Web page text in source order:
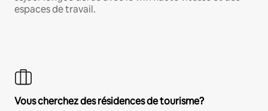
espaces de travail.
Vous cherchez des résidences de tourisme?